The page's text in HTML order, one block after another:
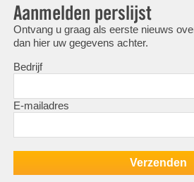
Aanmelden perslijst
Ontvang u graag als eerste nieuws
dan hier uw gegevens achter.
Bedrijf
E-mailadres